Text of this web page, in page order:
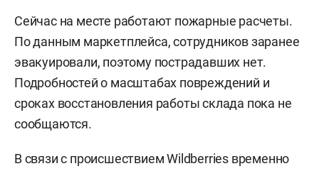
Сейчас на месте работают пожарные расчеты.
По данным маркетплейса, сотрудников заранее
эвакуировали, поэтому пострадавших нет.
Подробностей о масштабах повреждений и
сроках восстановления работы склада пока не
сообщаются.
В связи с происшествием Wildberries временно